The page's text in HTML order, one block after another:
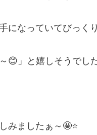
になっていてびっくり
😊」と嬉しそうでし
みましたぁ～🤩⭐